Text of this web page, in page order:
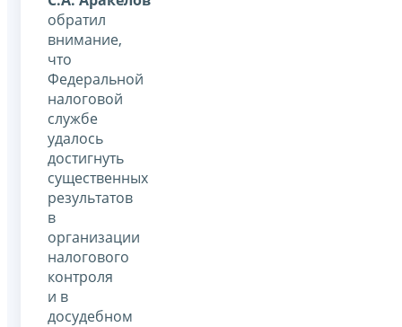
обратил
внимание,
что
Федеральной
налоговой
службе
удалось
достигнуть
существенных
результатов
в
организации
налогового
контроля
и в
досудебном